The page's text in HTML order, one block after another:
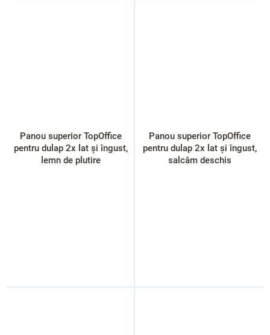
Panou superior TopOffice
pentru dulap 2x lat și îngust,
lemn de plutire
Panou superior TopOffice
pentru dulap 2x lat și îngust,
salcâm deschis